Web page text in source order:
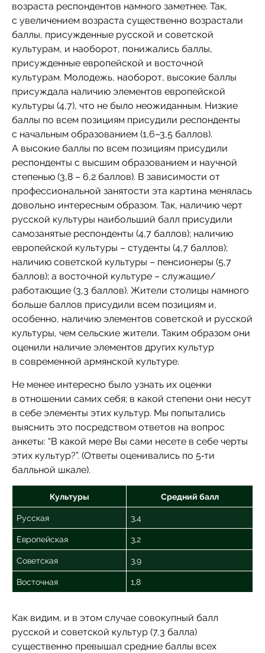
возраста респондентов намного заметнее. Так,
с увеличением возраста существенно возрастали
баллы, присужденные русской и советской
культурам, и наоборот, понижались баллы,
присужденные европейской и восточной
культурам. Молодежь, наоборот, высокие баллы
присуждала наличию элементов европейской
культуры (4,7), что не было неожиданным. Низкие
баллы по всем позициям присудили респонденты
с начальным образованием (1,6–3,5 баллов).
А высокие баллы по всем позициям присудили
респонденты с высшим образованием и научной
степенью (3,8 – 6,2 баллов). В зависимости от
профессиональной занятости эта картина менялась
довольно интересным образом. Так, наличию черт
русской культуры наибольший балл присудили
самозанятые респонденты (4,7 баллов); наличию
европейской культуры – студенты (4,7 баллов);
наличию советской культуры – пенсионеры (5,7
баллов); а восточной культуре – служащие/
работающие (3,3 баллов). Жители столицы намного
больше баллов присудили всем позициям и,
особенно, наличию элементов советской и русской
культуры, чем сельские жители. Таким образом они
оценили наличие элементов других культур
в современной армянской культуре.
Не менее интересно было узнать их оценки
в отношении самих себя; в какой степени они несут
в себе элементы этих культур. Мы попытались
выяснить это посредством ответов на вопрос
анкеты: “В какой мере Вы сами несете в себе черты
этих культур?”. (Ответы оценивались по 5‑ти
балльной шкале).
Культуры Средний балл
Русская 3,4
Европейская 3,2
Советская 3,9
Восточная 1,8
Как видим, и в этом случае совокупный балл
русской и советской культур (7,3 балла)
существенно превышал средние баллы всех